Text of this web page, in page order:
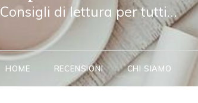
Consigli di lettura per tutti…
HOME RECENSIONI CHI SIAMO